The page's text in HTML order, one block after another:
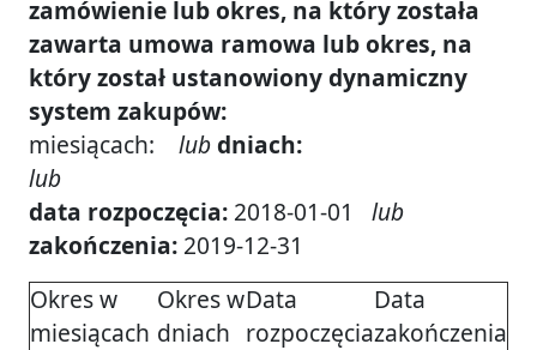
zamówienie lub okres, na który została
zawarta umowa ramowa lub okres, na
który został ustanowiony dynamiczny
system zakupów:
miesiącach:
lubdniach:
lub
data rozpoczęcia: 2018-01-01
lub
zakończenia: 2019-12-31
Okres w
miesiącach
Okres w
dniach
Data
rozpoczęcia
Data
zakończenia